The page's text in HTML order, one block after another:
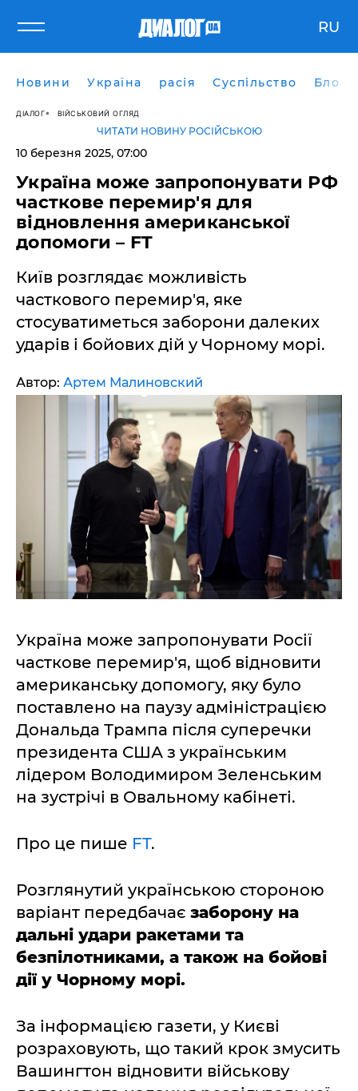
RU
Новини Україна расія Суспільство Блоги
ДІАЛОГ ВІЙСЬКОВИЙ ОГЛЯД
ЧИТАТИ НОВИНУ РОСІЙСЬКОЮ
10 березня 2025, 07:00
Україна може запропонувати РФ
часткове перемир'я для
відновлення американської
допомоги – FT
Київ розглядає можливість
часткового перемир'я, яке
стосуватиметься заборони далеких
ударів і бойових дій у Чорному морі.
Автор: Артем Малиновский
Україна може запропонувати Росії
часткове перемир'я, щоб відновити
американську допомогу, яку було
поставлено на паузу адміністрацією
Дональда Трампа після суперечки
президента США з українським
лідером Володимиром Зеленським
на зустрічі в Овальному кабінеті.
Про це пише FT.
Розглянутий українською стороною
варіант передбачає заборону на
дальні удари ракетами та
безпілотниками, а також на бойові
дії у Чорному морі.
За інформацією газети, у Києві
розраховують, що такий крок змусить
Вашингтон відновити військову